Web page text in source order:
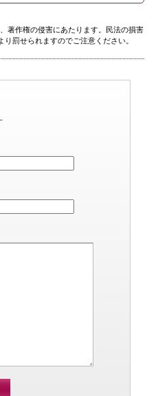
著作権の侵害にあたります。民法の損害
罰せられますのでご注意ください。